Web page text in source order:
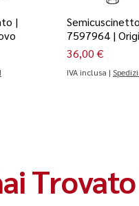
|
7597964 |
Prezzo
36,00 €
IVA inclusa |